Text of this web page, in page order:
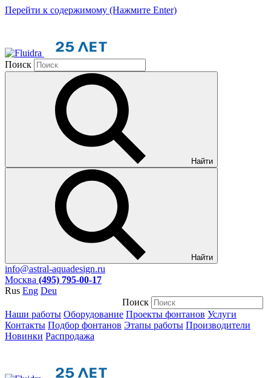
Перейти к содержимому (Нажмите Enter)
Поиск
Найти
Найти
info@astral-aquadesign.ru
Москва (495) 795-00-17
Rus Eng Deu
Поиск
Наши работы Оборудование Проекты фонтанов Услуги
Контакты Подбор фонтанов Этапы работы Производители
Новинки Распродажа